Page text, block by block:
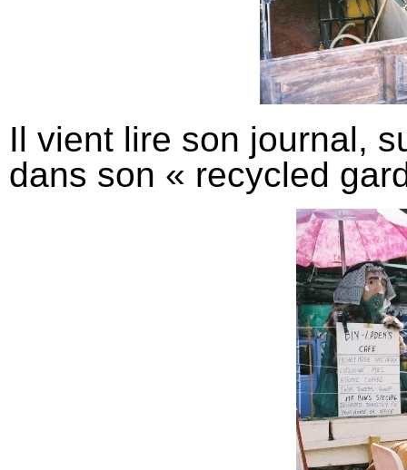
Il vient lire son journal,
dans son « recycled